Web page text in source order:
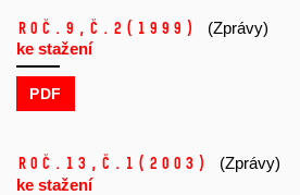
Roč.9, č.2 (1999)
(Zprávy)
ke stažení
PDF
Roč.13, č.1 (2003)
(Zprávy)
ke stažení